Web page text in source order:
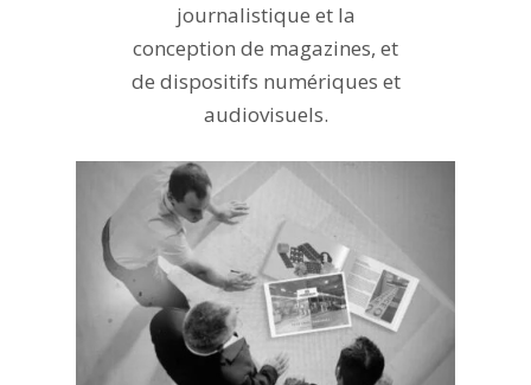
journalistique et la
conception de magazines, et
de dispositifs numériques et
audiovisuels.